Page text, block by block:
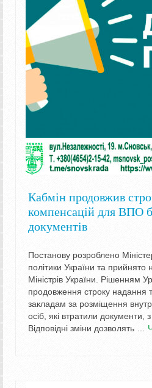
Кабмін продовжив
компенсацій для ВПО
документів
Постанову розроблено
політики України та прийнято
Міністрів України. Рішенням
продовження строку надання
закладам за розміщення
осіб, які втратили документи,
Відповідні зміни дозволять …